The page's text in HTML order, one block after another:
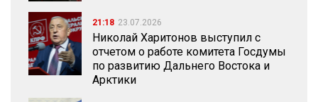
21:18 23.07.2026
Николай Харитонов выступил с
отчетом о работе комитета Госдумы
по развитию Дальнего Востока и
Арктики